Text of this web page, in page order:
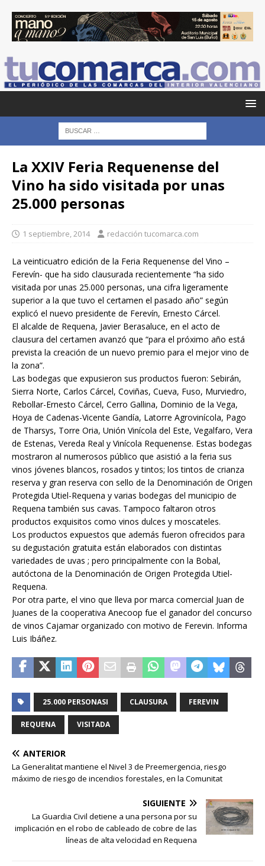
La XXIV Feria Requenense del
Vino ha sido visitada por unas
25.000 personas
1 septiembre, 2014 redacción tucomarca.com
La veinticuatro edición de la Feria Requenense del Vino –
Ferevín- que ha sido clausurada recientemente “ha sido
visitada por unas 25.000 personas, una cifra ligeramente
superior a la que tuvo el certamen el pasado año” según
explicó el nuevo presidente de Ferevín, Ernesto Cárcel.
El alcalde de Requena, Javier Berasaluce, en el acto de
clausura del certamen avanzó que “para el próximo año está
prevista la creación de un nuevo premio para el mejor vino de
la zona”.
Las bodegas que expusieron sus productos fueron: Sebirán,
Sierra Norte, Carlos Cárcel, Coviñas, Cueva, Fuso, Murviedro,
Rebollar-Ernesto Cárcel, Cerro Gallina, Dominio de la Vega,
Hoya de Cadenas-Vicente Gandía, Latorre Agrovinícola, Pago
de Tharsys, Torre Oria, Unión Vinícola del Este, Vegalfaro, Vera
de Estenas, Vereda Real y Vinícola Requenense. Estas bodegas
mostraron al numerosos público que asistió a la feria sus
vinos jóvenes blancos, rosados y tintos; los tintos de crianza
reserva y gran reserva con sello de la Denominación de Origen
Protegida Utiel-Requena y varias bodegas del municipio de
Requena también sus cavas. Tampoco faltaron otros
productos exquisitos como vinos dulces y moscateles.
Los productos expuestos que además fueron ofrecidos para
su degustación gratuita están elaborados con distintas
variedades de uvas ; pero principalmente con la Bobal,
autóctona de la Denominación de Origen Protegida Utiel-
Requena.
Por otra parte, el vino que lleva por marca comercial Juan de
Juanes de la cooperativa Anecoop fue el ganador del concurso
de vinos Cajamar organizado con motivo de Ferevin. Informa
Luis Ibáñez.
25.000 PERSONASI CLAUSURA FEREVIN
REQUENA VISITADA
ANTERIOR
La Generalitat mantiene el Nivel 3 de Preemergencia, riesgo
máximo de riesgo de incendios forestales, en la Comunitat
SIGUIENTE
La Guardia Civil detiene a una persona por su
implicación en el robo de cableado de cobre de las
líneas de alta velocidad en Requena